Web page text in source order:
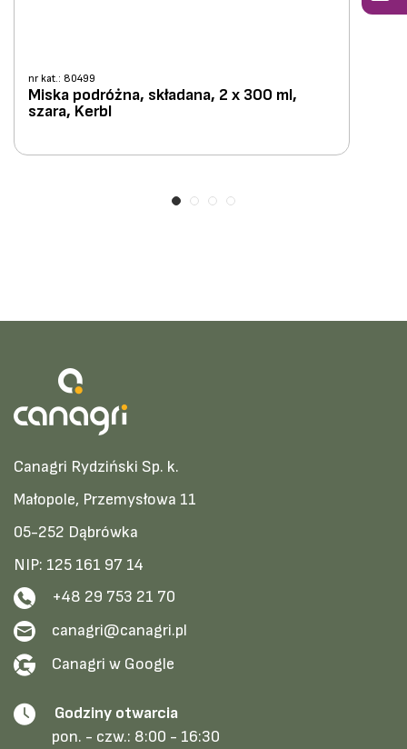
nr kat.: 80499
Miska podróżna, składana, 2 x 300 ml,
szara, Kerbl
Canagri Rydziński Sp. k.
Małopole, Przemysłowa 11
05-252 Dąbrówka
NIP: 125 161 97 14
+48 29 753 21 70
canagri@canagri.pl
Canagri w Google
Godziny otwarcia
pon. - czw.: 8:00 - 16:30